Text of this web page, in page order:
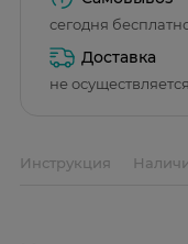
сегодня
Доставка
не
Инструкция